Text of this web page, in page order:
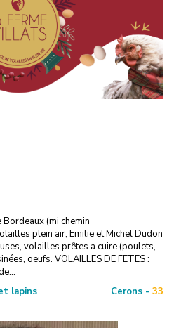
(mi chemin
plein air, Emilie et Michel Dudon
volailles prêtes a cuire (poulets,
oeufs. VOLAILLES DE FETES :
lapins Cerons - 33